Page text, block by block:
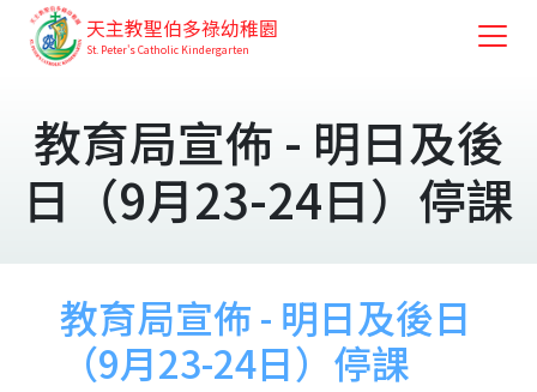
天主教聖伯多祿幼稚園
St. Peter's Catholic Kindergarten
教育局宣佈 - 明日及後
日（9月23-24日）停課
教育局宣佈 - 明日及後日
（9月23-24日）停課